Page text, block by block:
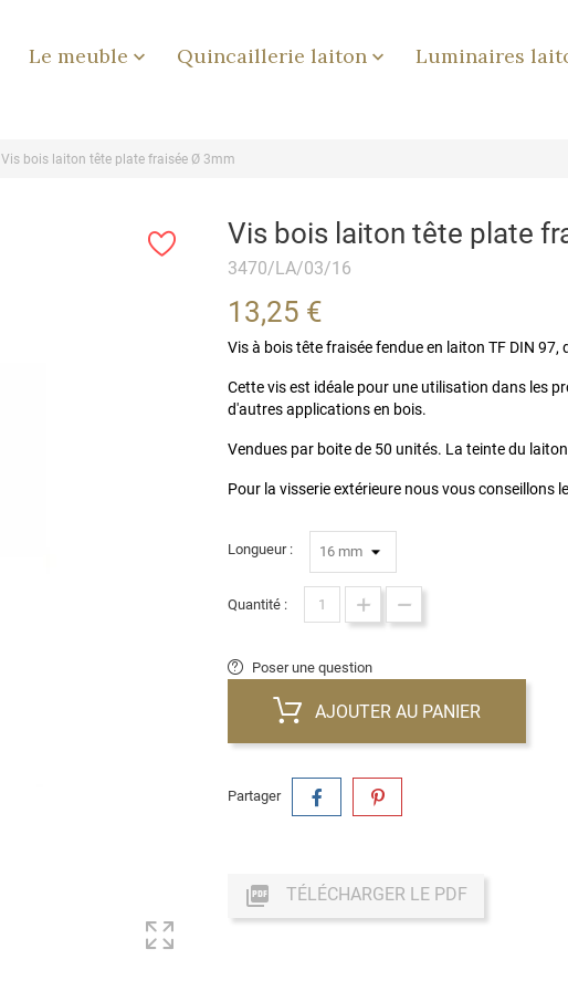
Le meuble  Quincaillerie laiton  Luminaires
Vis bois laiton tête plate fraisée Ø 3mm
Vis bois laiton tête plate
3470/LA/03/16
13,25 €
Vis à bois tête fraisée fendue en laiton TF DIN 97,
Cette vis est idéale pour une utilisation dans les
d'autres applications en bois.
Vendues par boite de 50 unités. La teinte du
Pour la visserie extérieure nous vous conseillons
Longueur :
Quantité :
Poser une question
AJOUTER AU PANIER
Partager
 TÉLÉCHARGER LE PDF